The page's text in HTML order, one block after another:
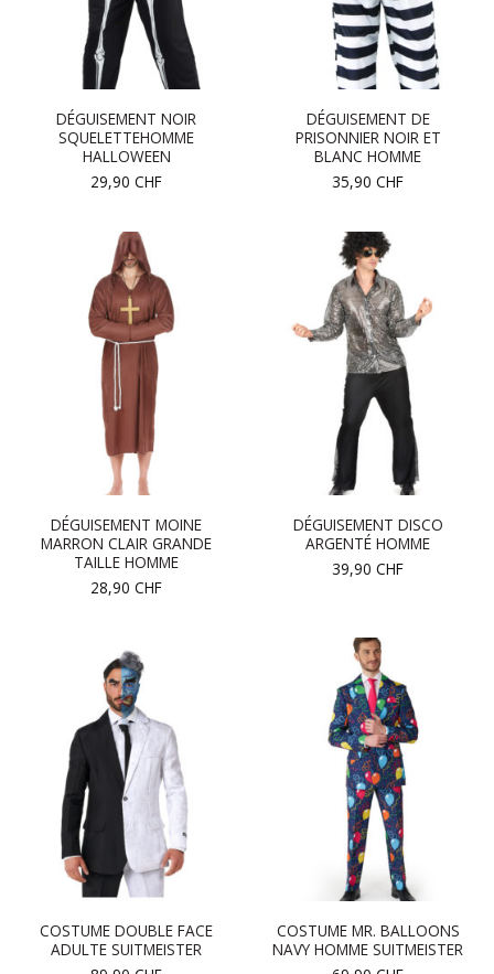
DÉGUISEMENT NOIR
SQUELETTEHOMME
HALLOWEEN
29,90 CHF
DÉGUISEMENT DE
PRISONNIER NOIR ET
BLANC HOMME
35,90 CHF
DÉGUISEMENT MOINE
MARRON CLAIR GRANDE
TAILLE HOMME
28,90 CHF
DÉGUISEMENT DISCO
ARGENTÉ HOMME
39,90 CHF
COSTUME DOUBLE FACE
ADULTE SUITMEISTER
COSTUME MR. BALLOONS
NAVY HOMME SUITMEISTER